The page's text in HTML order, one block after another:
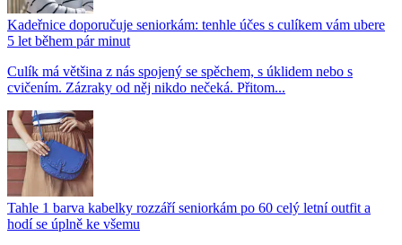
Kadeřnice doporučuje seniorkám: tenhle účes s culíkem vám ubere
5 let během pár minut
Culík má většina z nás spojený se spěchem, s úklidem nebo s
cvičením. Zázraky od něj nikdo nečeká. Přitom...
Tahle 1 barva kabelky rozzáří seniorkám po 60 celý letní outfit a
hodí se úplně ke všemu